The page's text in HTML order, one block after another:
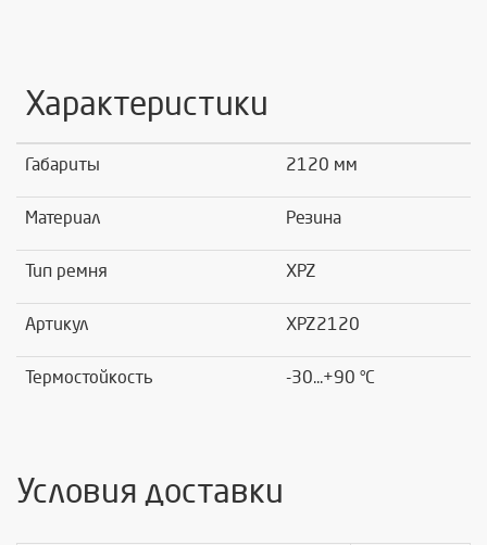
Характеристики
Габариты 2120 мм
Материал Резина
Тип ремня XPZ
Артикул XPZ2120
Термостойкость -30...+90 °C
Условия доставки